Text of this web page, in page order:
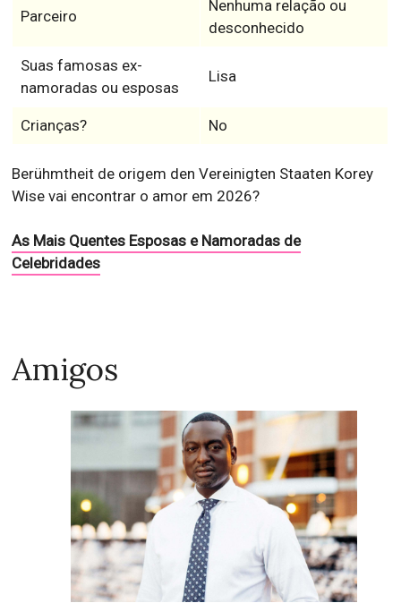
Parceiro
Nenhuma relação ou
desconhecido
Suas famosas ex-
namoradas ou esposas
Lisa
Crianças? No
Berühmtheit de origem den Vereinigten Staaten Korey
Wise vai encontrar o amor em 2026?
As Mais Quentes Esposas e Namoradas de
Celebridades
Amigos